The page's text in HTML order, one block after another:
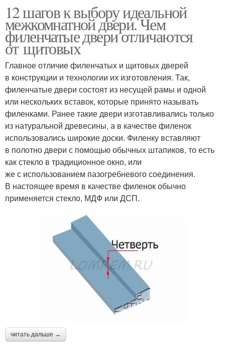
12 шагов к выбору идеальной
межкомнатной двери. Чем
филенчатые двери отличаются
от щитовых
Главное отличие филенчатых и щитовых дверей
в конструкции и технологии их изготовления. Так,
филенчатые двери состоят из несущей рамы и одной
или нескольких вставок, которые принято называть
филенками. Ранее такие двери изготавливались только
из натуральной древесины, а в качестве филенок
использовались широкие доски. Филенку вставляют
в полотно двери с помощью обычных штапиков, то есть
как стекло в традиционное окно, или
же с использованием пазогребневого соединения.
В настоящее время в качестве филенок обычно
применяется стекло, МДФ или ДСП.
читать дальше →